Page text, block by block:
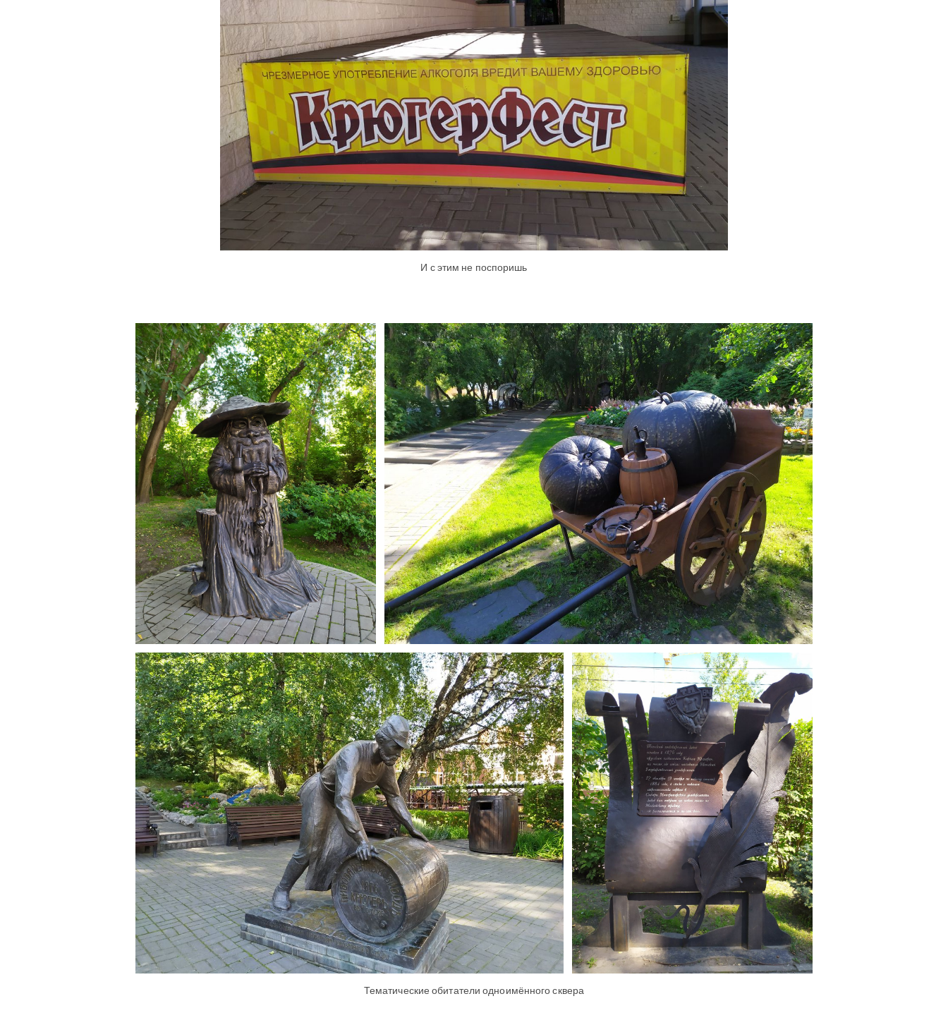
И с этим не поспоришь
Тематические обитатели одноимённого сквера